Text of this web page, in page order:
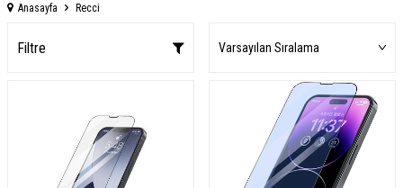
Anasayfa Recci
Filtre